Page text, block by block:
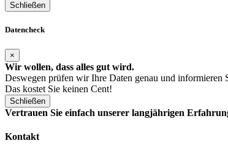
Schließen
Datencheck
×
Wir wollen, dass alles gut wird.
Deswegen prüfen wir Ihre Daten genau und informieren
Das kostet Sie keinen Cent!
Schließen
Vertrauen Sie einfach unserer langjährigen
Kontakt